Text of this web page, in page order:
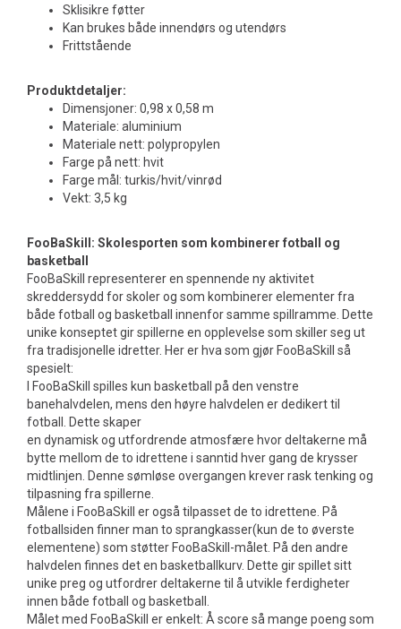
Sklisikre føtter
Kan brukes både innendørs og utendørs
Frittstående
Produktdetaljer:
Dimensjoner: 0,98 x 0,58 m
Materiale: aluminium
Materiale nett: polypropylen
Farge på nett: hvit
Farge mål: turkis/hvit/vinrød
Vekt: 3,5 kg
FooBaSkill: Skolesporten som kombinerer fotball og
basketball
FooBaSkill representerer en spennende ny aktivitet
skreddersydd for skoler og som kombinerer elementer fra
både fotball og basketball innenfor samme spillramme. Dette
unike konseptet gir spillerne en opplevelse som skiller seg ut
fra tradisjonelle idretter. Her er hva som gjør FooBaSkill så
spesielt:
I FooBaSkill spilles kun basketball på den venstre
banehalvdelen, mens den høyre halvdelen er dedikert til
fotball. Dette skaper
en dynamisk og utfordrende atmosfære hvor deltakerne må
bytte mellom de to idrettene i sanntid hver gang de krysser
midtlinjen. Denne sømløse overgangen krever rask tenking og
tilpasning fra spillerne.
Målene i FooBaSkill er også tilpasset de to idrettene. På
fotballsiden finner man to sprangkasser(kun de to øverste
elementene) som støtter FooBaSkill-målet. På den andre
halvdelen finnes det en basketballkurv. Dette gir spillet sitt
unike preg og utfordrer deltakerne til å utvikle ferdigheter
innen både fotball og basketball.
Målet med FooBaSkill er enkelt: Å score så mange poeng som